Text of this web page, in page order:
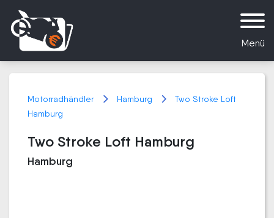
Menü
Motorradhändler Hamburg
Two Stroke Loft
Hamburg
Two Stroke Loft Hamburg
Hamburg